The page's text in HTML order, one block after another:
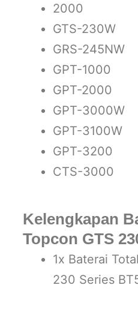
2000
GTS-230W
GRS-245NW
GPT-1000
GPT-2000
GPT-3000W
GPT-3100W
GPT-3200
CTS-3000
Kelengkapan
Topcon GTS
1x Baterai
230 Series